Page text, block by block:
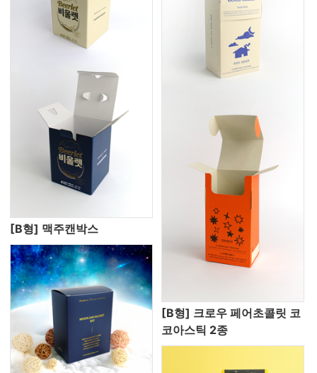
[B형] 맥주캔박스
[B형] 크로우 페어초콜릿 코
코아스틱 2종